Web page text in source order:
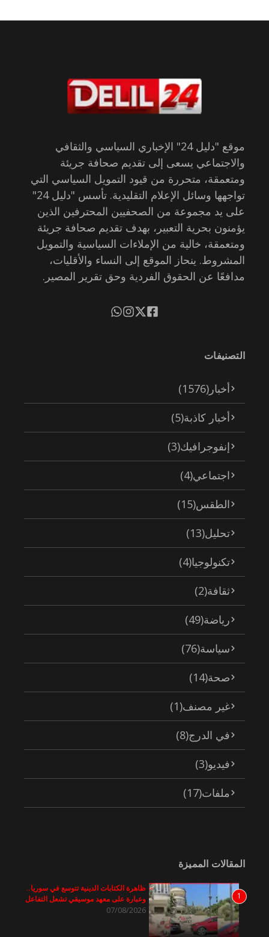
موقع "دليل 24" الإخباري السياسي والثقافي
والاجتماعي يسعى إلى تقديم صحافة جريئة
ومتعمقة، متحررة من قيود التمويل السياسي التي
تواجهها وسائل الإعلام التقليدية. تأسس "دليل 24"
على يد مجموعة من الصحفيين المحترفين الذين
يؤمنون بحرية التعبير، بهدف تقديم صحافة جريئة
ومتعمقة، خالية من الإملاءات السياسية والتمويل
المشروط. ينحاز الموقع إلى النساء والأقليات،
مدافعًا عن الحقوق الفردية وحق تقرير المصير.
التصنيفات
أخبار (1576)
أخبار كاذبة(5)
إنفوجرافيك(3)
اجتماعي(4)
الطقس(15)
تحليل(13)
تكنولوجيا(4)
ثقافة(2)
رياضة(49)
سياسة(76)
صحة(14)
غير مصنف(1)
في الدرج(8)
فيديو(3)
ملفات(17)
المقالات المميزة
1
ظاهرة الكتابات الدينية تتوسع في سوريا..
وعبارة على معهد موسيقي تشعل التفاعل
07/08/2026